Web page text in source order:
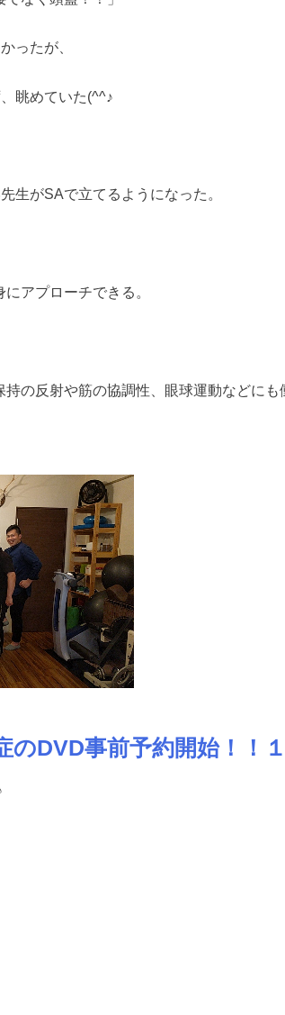
ったが、
眺めていた(^^♪
生がSAで立てるようになった。
アプローチできる。
の反射や筋の協調性、眼球運動などにも
のDVD事前予約開始！！